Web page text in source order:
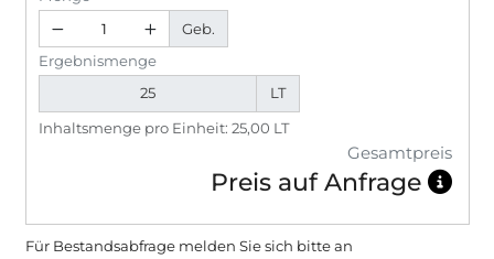
Geb.
Ergebnismenge
LT
Inhaltsmenge pro Einheit: 25,00 LT
Gesamtpreis
Preis auf Anfrage
Für Bestandsabfrage melden Sie sich bittean